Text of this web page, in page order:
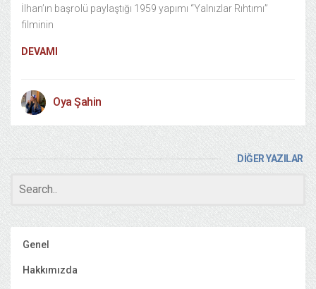
İlhan’ın başrolü paylaştığı 1959 yapımı “Yalnızlar Rıhtımı”
filminin
DEVAMI
Oya Şahin
DİĞER YAZILAR
Genel
Hakkımızda